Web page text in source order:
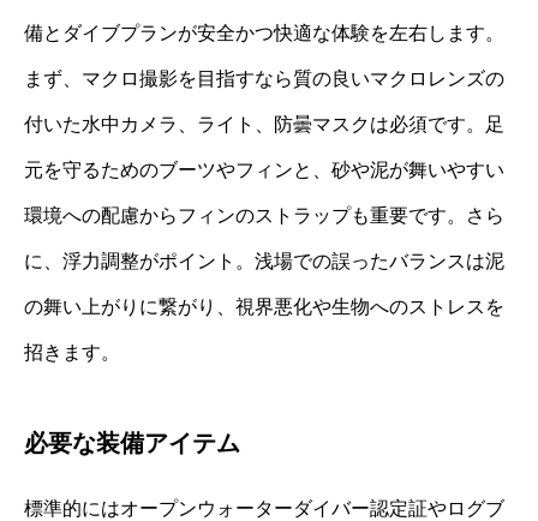
備とダイブプランが安全かつ快適な体験を左右します。
まず、マクロ撮影を目指すなら質の良いマクロレンズの
付いた水中カメラ、ライト、防曇マスクは必須です。足
元を守るためのブーツやフィンと、砂や泥が舞いやすい
環境への配慮からフィンのストラップも重要です。さら
に、浮力調整がポイント。浅場での誤ったバランスは泥
の舞い上がりに繋がり、視界悪化や生物へのストレスを
招きます。
必要な装備アイテム
標準的にはオープンウォーターダイバー認定証やログブ